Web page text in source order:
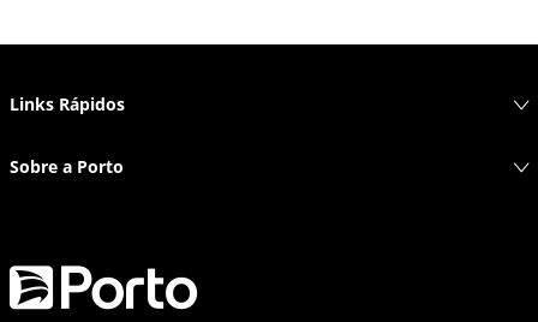
Links Rápidos
Sobre a Porto